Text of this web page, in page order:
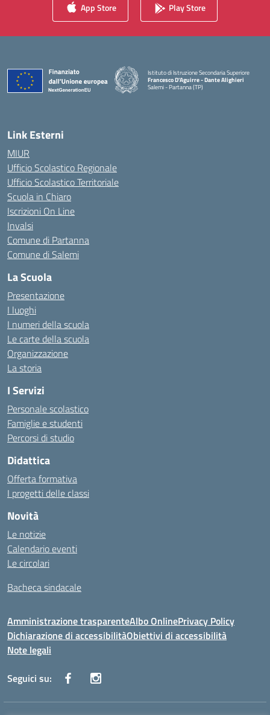
App Store Play Store
Istituto di Istruzione Secondaria Superiore
Francesco D'Aguirre - Dante Alighieri
Salemi - Partanna (TP)
Link Esterni
MIUR
Ufficio Scolastico Regionale
Ufficio Scolastico Territoriale
Scuola in Chiaro
Iscrizioni On Line
Invalsi
Comune di Partanna
Comune di Salemi
La Scuola
Presentazione
I luoghi
I numeri della scuola
Le carte della scuola
Organizzazione
La storia
I Servizi
Personale scolastico
Famiglie e studenti
Percorsi di studio
Didattica
Offerta formativa
I progetti delle classi
Novità
Le notizie
Calendario eventi
Le circolari
Bacheca sindacale
Amministrazione trasparenteAlbo OnlinePrivacy Policy
Dichiarazione di accessibilitàObiettivi di accessibilità
Note legali
Seguici su: